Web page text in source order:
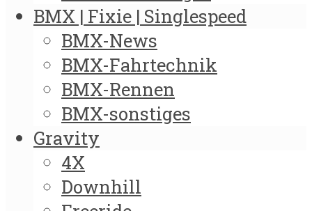
BMX | Fixie | Singlespeed
BMX-News
BMX-Fahrtechnik
BMX-Rennen
BMX-sonstiges
Gravity
4X
Downhill